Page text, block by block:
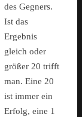
des Gegners.
Ist das
Ergebnis
gleich oder
größer 20 trifft
man. Eine 20
ist immer ein
Erfolg, eine 1